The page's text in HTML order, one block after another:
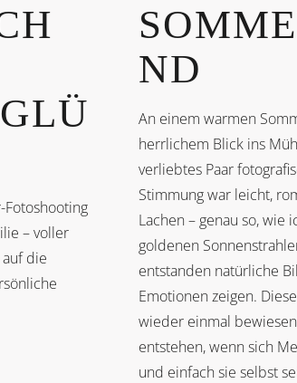
Fotoshooting
– voller
die
ND
An einem warmen
herrlichem Blick ins
verliebtes Paar
Stimmung war leicht,
Lachen – genau so, wie
goldenen
entstanden natürliche
Emotionen zeigen.
wieder einmal
entstehen, wenn sich
und einfach sie selbst